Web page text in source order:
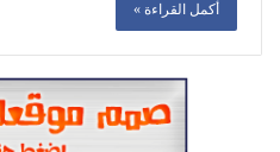
أكمل القراءة »